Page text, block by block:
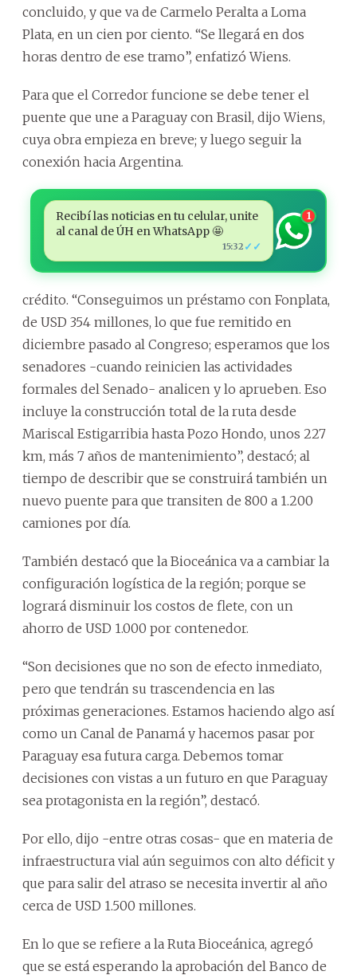
concluido, y que va de Carmelo Peralta a Loma
Plata, en un cien por ciento. “Se llegará en dos
horas dentro de ese tramo”, enfatizó Wiens.
Para que el Corredor funcione se debe tener el
puente que une a Paraguay con Brasil, dijo Wiens,
cuya obra empieza en breve; y luego seguir la
conexión hacia Argentina.
Recibí las noticias en tu celular, unite
al canal de ÚH en WhatsApp 🤩
15:32 ✓✓
1
crédito. “Conseguimos un préstamo con Fonplata,
de USD 354 millones, lo que fue remitido en
diciembre pasado al Congreso; esperamos que los
senadores -cuando reinicien las actividades
formales del Senado- analicen y lo aprueben. Eso
incluye la construcción total de la ruta desde
Mariscal Estigarribia hasta Pozo Hondo, unos 227
km, más 7 años de mantenimiento”, destacó; al
tiempo de describir que se construirá también un
nuevo puente para que transiten de 800 a 1.200
camiones por día.
También destacó que la Bioceánica va a cambiar la
configuración logística de la región; porque se
logrará disminuir los costos de flete, con un
ahorro de USD 1.000 por contenedor.
“Son decisiones que no son de efecto inmediato,
pero que tendrán su trascendencia en las
próximas generaciones. Estamos haciendo algo así
como un Canal de Panamá y hacemos pasar por
Paraguay esa futura carga. Debemos tomar
decisiones con vistas a un futuro en que Paraguay
sea protagonista en la región”, destacó.
Por ello, dijo -entre otras cosas- que en materia de
infraestructura vial aún seguimos con alto déficit y
que para salir del atraso se necesita invertir al año
cerca de USD 1.500 millones.
En lo que se refiere a la Ruta Bioceánica, agregó
que se está esperando la aprobación del Banco de